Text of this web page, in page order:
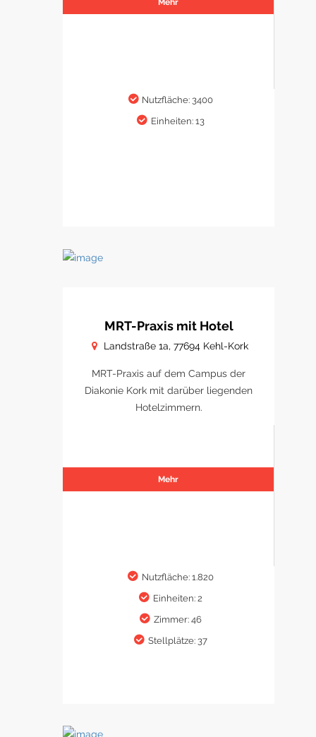
Mehr
Nutzfläche: 3400
Einheiten: 13
MRT-Praxis mit Hotel
Landstraße 1a, 77694 Kehl-Kork
MRT-Praxis auf dem Campus der
Diakonie Kork mit darüber liegenden
Hotelzimmern.
Mehr
Nutzfläche: 1.820
Einheiten: 2
Zimmer: 46
Stellplätze: 37